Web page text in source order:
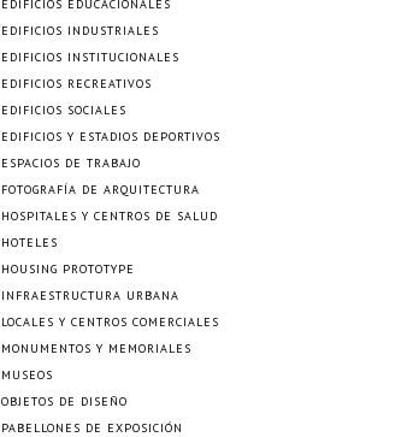
EDIFICIOS EDUCACIONALES
EDIFICIOS INDUSTRIALES
EDIFICIOS INSTITUCIONALES
EDIFICIOS RECREATIVOS
EDIFICIOS SOCIALES
EDIFICIOS Y ESTADIOS DEPORTIVOS
ESPACIOS DE TRABAJO
FOTOGRAFÍA DE ARQUITECTURA
HOSPITALES Y CENTROS DE SALUD
HOTELES
HOUSING PROTOTYPE
INFRAESTRUCTURA URBANA
LOCALES Y CENTROS COMERCIALES
MONUMENTOS Y MEMORIALES
MUSEOS
OBJETOS DE DISEÑO
PABELLONES DE EXPOSICIÓN